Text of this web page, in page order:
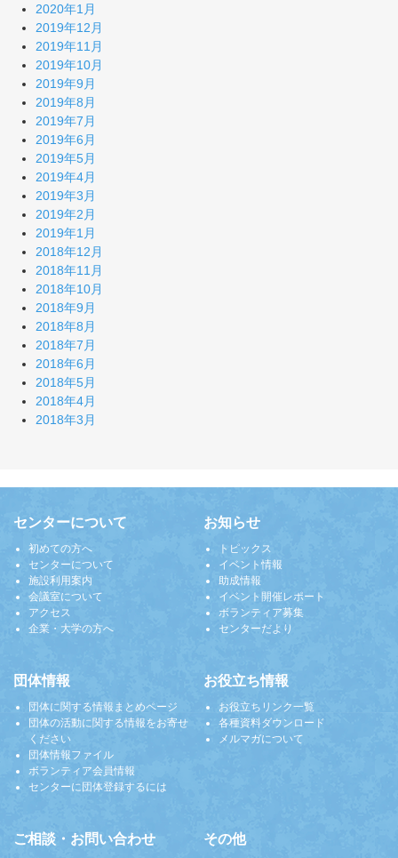
2020年1月
2019年12月
2019年11月
2019年10月
2019年9月
2019年8月
2019年7月
2019年6月
2019年5月
2019年4月
2019年3月
2019年2月
2019年1月
2018年12月
2018年11月
2018年10月
2018年9月
2018年8月
2018年7月
2018年6月
2018年5月
2018年4月
2018年3月
センターについて
初めての方へ
センターについて
施設利用案内
会議室について
アクセス
企業・大学の方へ
お知らせ
トピックス
イベント情報
助成情報
イベント開催レポート
ボランティア募集
センターだより
団体情報
団体に関する情報まとめページ
団体の活動に関する情報をお寄せ
ください
団体情報ファイル
ボランティア会員情報
センターに団体登録するには
お役立ち情報
お役立ちリンク一覧
各種資料ダウンロード
メルマガについて
ご相談・お問い合わせ その他